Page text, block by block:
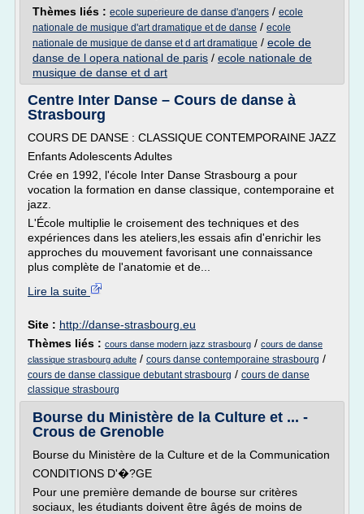
Thèmes liés : ecole superieure de danse d'angers / ecole
nationale de musique d'art dramatique et de danse / ecole
nationale de musique de danse et d art dramatique / ecole de
danse de l opera national de paris / ecole nationale de
musique de danse et d art
Centre Inter Danse – Cours de danse à
Strasbourg
COURS DE DANSE : CLASSIQUE CONTEMPORAINE JAZZ
Enfants Adolescents Adultes
Crée en 1992, l'école Inter Danse Strasbourg a pour
vocation la formation en danse classique, contemporaine et
jazz.
L'École multiplie le croisement des techniques et des
expériences dans les ateliers,les essais afin d'enrichir les
approches du mouvement favorisant une connaissance
plus complète de l'anatomie et de...
Lire la suite
Site : http://danse-strasbourg.eu
Thèmes liés : cours danse modern jazz strasbourg / cours de danse
classique strasbourg adulte / cours danse contemporaine strasbourg /
cours de danse classique debutant strasbourg / cours de danse
classique strasbourg
Bourse du Ministère de la Culture et ... -
Crous de Grenoble
Bourse du Ministère de la Culture et de la Communication
CONDITIONS D'�?GE
Pour une première demande de bourse sur critères
sociaux, les étudiants doivent être âgés de moins de